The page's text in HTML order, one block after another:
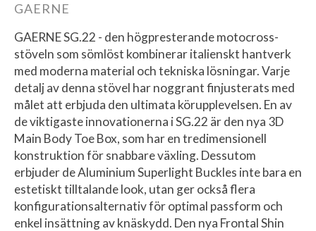
GAERNE
GAERNE SG.22 - den högpresterande motocross-
stöveln som sömlöst kombinerar italienskt hantverk
med moderna material och tekniska lösningar. Varje
detalj av denna stövel har noggrant finjusterats med
målet att erbjuda den ultimata körupplevelsen. En av
de viktigaste innovationerna i SG.22 är den nya 3D
Main Body Toe Box, som har en tredimensionell
konstruktion för snabbare växling. Dessutom
erbjuder de Aluminium Superlight Buckles inte bara en
estetiskt tilltalande look, utan ger också flera
konfigurationsalternativ för optimal passform och
enkel insättning av knäskydd. Den nya Frontal Shin